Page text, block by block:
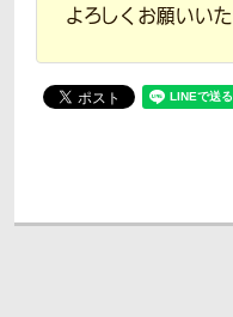
よろしくお願いいた